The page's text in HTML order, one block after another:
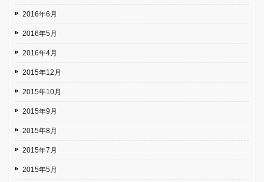
2016年6月
2016年5月
2016年4月
2015年12月
2015年10月
2015年9月
2015年8月
2015年7月
2015年5月